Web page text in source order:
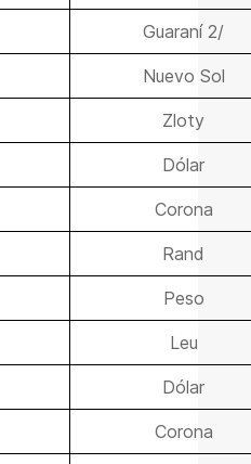
Guaraní 2/
Nuevo Sol
Zloty
Dólar
Corona
Rand
Peso
Leu
Dólar
Corona